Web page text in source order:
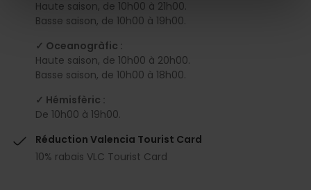
Haute saison, de 10h00 à 21h00.
Basse saison, de 10h00 à 19h00.
✓ Oceanogràfic :
Haute saison, de 10h00 à 20h00.
Basse saison, de 10h00 à 18h00.
✓ Hémisfèric :
De 10h00 à 19h00.
Réduction Valencia Tourist Card
10% rabais VLC Tourist Card